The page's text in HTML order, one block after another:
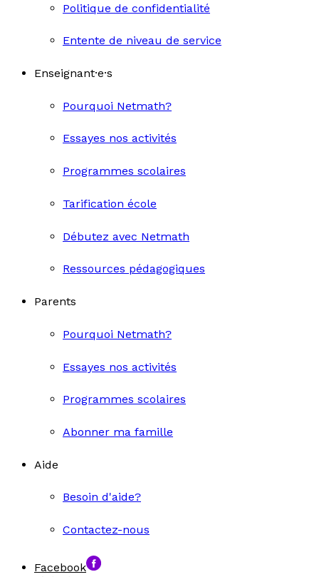
Politique de confidentialité
Entente de niveau de service
Enseignant·e·s
Pourquoi Netmath?
Essayes nos activités
Programmes scolaires
Tarification école
Débutez avec Netmath
Ressources pédagogiques
Parents
Pourquoi Netmath?
Essayes nos activités
Programmes scolaires
Abonner ma famille
Aide
Besoin d'aide?
Contactez-nous
Facebook